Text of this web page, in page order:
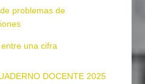
problemas de
una cifra
DOCENTE 2025